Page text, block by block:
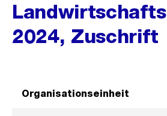
2024, Zuschrift
Organisationseinheit